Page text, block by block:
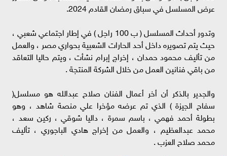
عرض المسلسل في سباق رمضان القادم 2024.
وتدور أحداث المسلسل ( ب 100 راجل ) في إطار اجتماعي شعبي ،
حيث يتم تصويره داخل أحد الحارات الشعبية بحواري مصر ، والعمل
من تأليف محمود حمدان ، إخراج إبرام نشأت ، ويتم حاليا التعاقد
من باقي فنانين العمل من خلال الشركة المنتجة .
والجدير بالذكر أن أخر أعمال الفنان صلاح عبدالله هو مسلسل(
سفاح الجيزة ) الذي تم عرضه مؤخرا علي منصة شاهد ، وهو
بطولة أحمد فهمي ، باسم سمرة ، داليا شوقي ، ركين سعد ،
محمد عبدالعظيم ، والعمل من إخراج هادي الباجوري ، تأليف
محمد صلاح العزب .